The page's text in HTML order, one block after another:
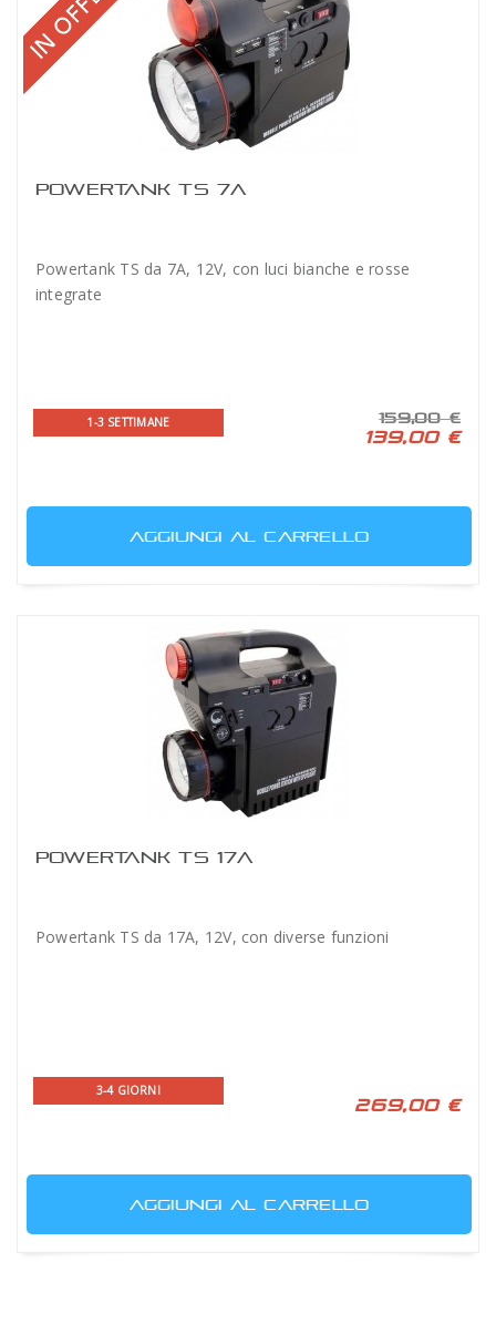
POWERTANK TS 7A
Powertank TS da 7A, 12V, con luci bianche e rosse
integrate
1-3 SETTIMANE 159,00 €
139,00 €
AGGIUNGI AL CARRELLO
POWERTANK TS 17A
Powertank TS da 17A, 12V, con diverse funzioni
3-4 GIORNI
269,00 €
AGGIUNGI AL CARRELLO